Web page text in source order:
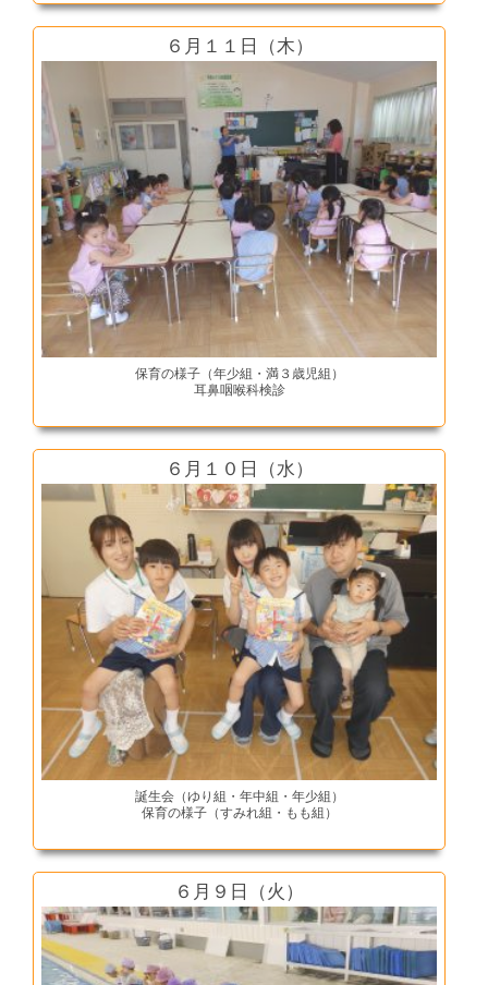
６月１１日（木）
保育の様子（年少組・満３歳児組）
耳鼻咽喉科検診
６月１０日（水）
誕生会（ゆり組・年中組・年少組）
保育の様子（すみれ組・もも組）
６月９日（火）